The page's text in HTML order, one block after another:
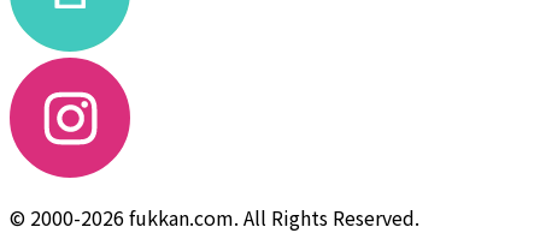
© 2000-2026 fukkan.com. All Rights Reserved.